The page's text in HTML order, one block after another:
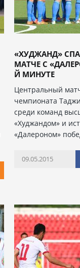
«ХУДЖАНД»
МАТЧЕ С
Й МИНУТЕ
Центральный
чемпионата
среди команд
«Худжандом» и
«Далероном»
09.05.2015